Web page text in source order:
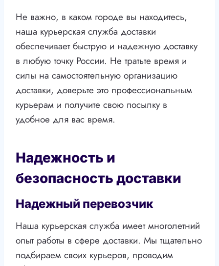
Не важно, в каком городе вы находитесь,
наша курьерская служба доставки
обеспечивает быструю и надежную доставку
в любую точку России. Не тратьте время и
силы на самостоятельную организацию
доставки, доверьте это профессиональным
курьерам и получите свою посылку в
удобное для вас время.
Надежность и
безопасность доставки
Надежный перевозчик
Наша курьерская служба имеет многолетний
опыт работы в сфере доставки. Мы тщательно
подбираем своих курьеров, проводим